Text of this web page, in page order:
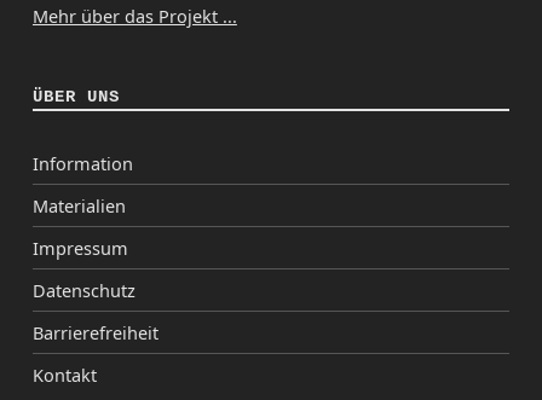
Mehr über das Projekt ...
ÜBER UNS
Information
Materialien
Impressum
Datenschutz
Barrierefreiheit
Kontakt